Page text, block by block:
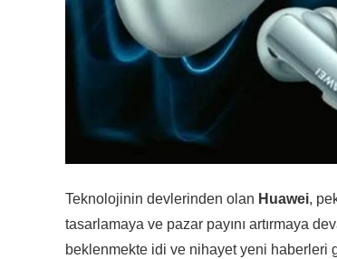
Teknolojinin devlerinden olan Huawei,
tasarlamaya ve pazar payını artırmaya
beklenmekte idi ve nihayet yeni haberleri